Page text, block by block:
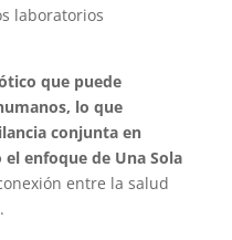
laboratorios
que puede
lo que
conjunta en
enfoque de Una Sola
entre la salud